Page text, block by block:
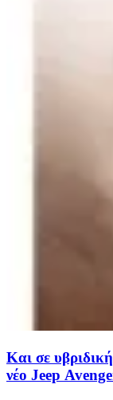
Και σε
νέο Jeep